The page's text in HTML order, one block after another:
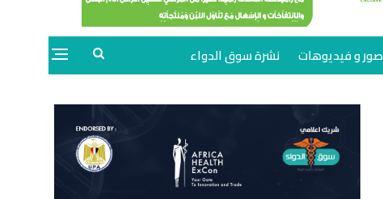
صور و فيديوهات نشرة سوق الدواء